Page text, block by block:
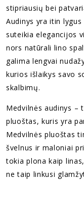
stipriausių bei
Audinys yra itin
suteikia elegancijos
nors natūrali lino
galima lengvai
kurios išlaikys savo
skalbimų.
Medvilnės audinys –
pluoštas, kuris yra
Medvilnės pluoštas
švelnus ir maloniai
tokia plona kaip
ne taip linkusi